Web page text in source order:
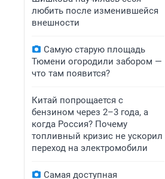
любить после изменившейся
внешности
Самую старую площадь
Тюмени огородили забором —
что там появится?
Китай попрощается с
бензином через 2–3 года, а
когда Россия? Почему
топливный кризис не ускорил
переход на электромобили
Самая доступная